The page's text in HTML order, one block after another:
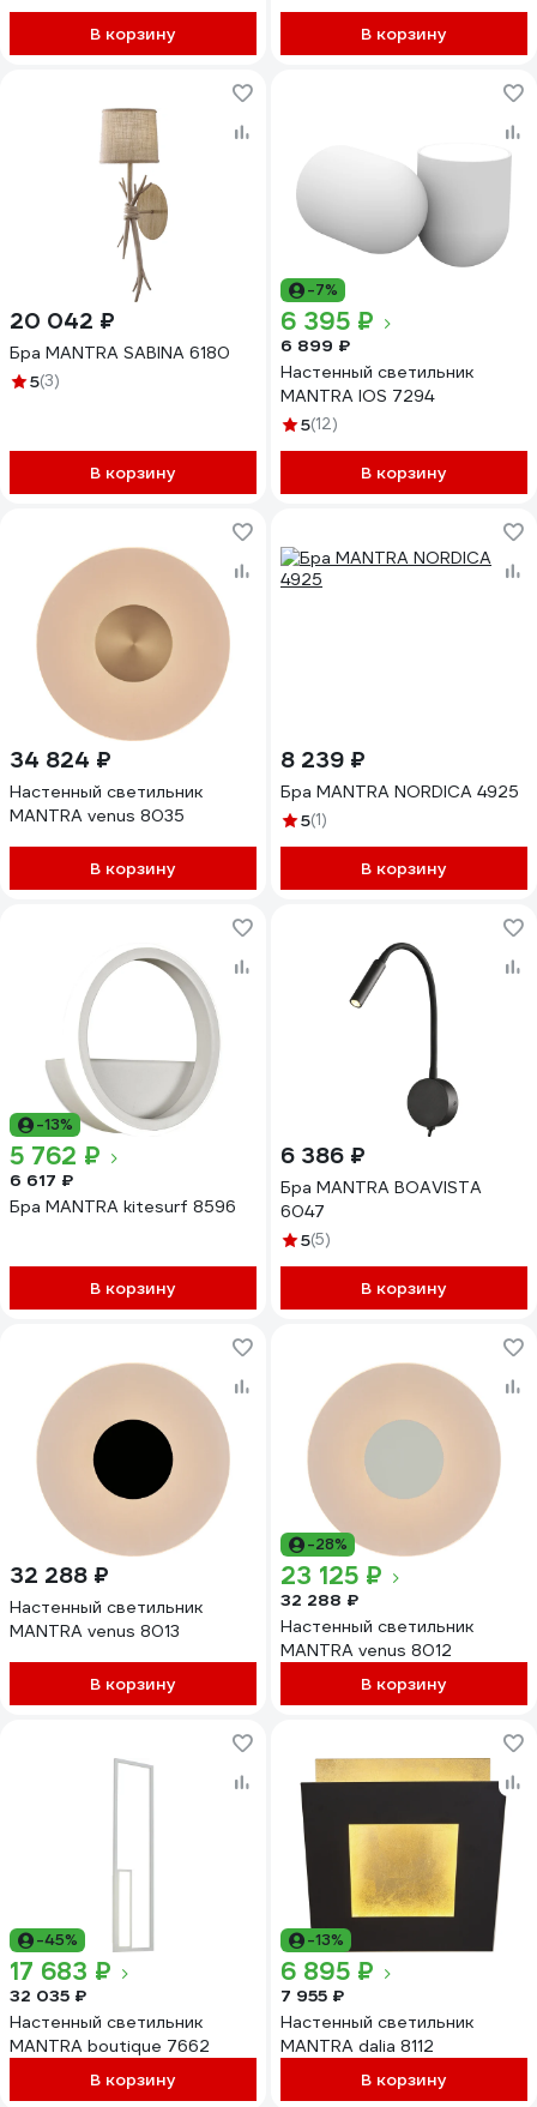
В корзину В корзину
20 042 ₽
Бра MANTRA SABINA 6180
5(3)
В корзину
-7%
6 395 ₽
6 899 ₽
Настенный светильник
MANTRA IOS 7294
5(12)
В корзину
34 824 ₽
Настенный светильник
MANTRA venus 8035
В корзину
8 239 ₽
Бра MANTRA NORDICA 4925
5(1)
В корзину
-13%
5 762 ₽
6 617 ₽
Бра MANTRA kitesurf 8596
В корзину
6 386 ₽
Бра MANTRA BOAVISTA
6047
5(5)
В корзину
32 288 ₽
Настенный светильник
MANTRA venus 8013
В корзину
-28%
23 125 ₽
32 288 ₽
Настенный светильник
MANTRA venus 8012
В корзину
-45%
17 683 ₽
32 035 ₽
Настенный светильник
MANTRA boutique 7662
В корзину
-13%
6 895 ₽
7 955 ₽
Настенный светильник
MANTRA dalia 8112
В корзину